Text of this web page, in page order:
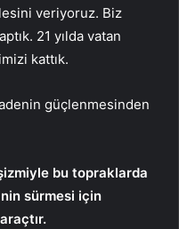
veriyoruz. Biz
21 yılda vatan
kattık.
güçlenmesinden
bu topraklarda
sürmesi için